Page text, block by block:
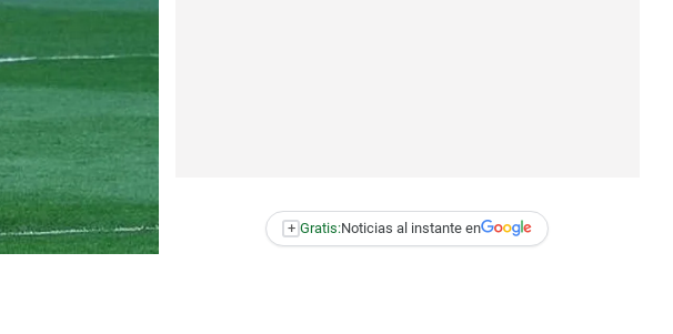
+ Gratis:Noticias al instante en